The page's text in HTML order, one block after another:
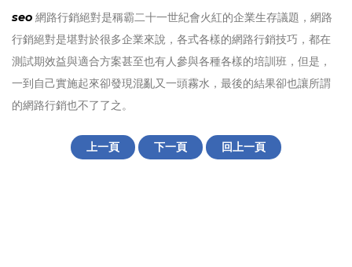
seo 網路行銷絕對是稱霸二十一世紀會火紅的企業生存議題，網路
行銷絕對是堪對於很多企業來說，各式各樣的網路行銷技巧，都在
測試期效益與適合方案甚至也有人參與各種各樣的培訓班，但是，
一到自己實施起來卻發現混亂又一頭霧水，最後的結果卻也讓所謂
的網路行銷也不了了之。
上一頁 下一頁 回上一頁